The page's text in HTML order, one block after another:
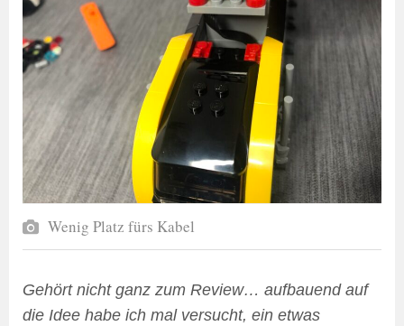
Wenig Platz fürs Kabel
Gehört nicht ganz zum Review… aufbauend auf
die Idee habe ich mal versucht, ein etwas